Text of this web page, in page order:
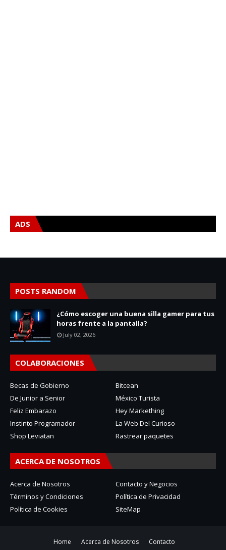
ADS
POSTS RANDOM
¿Cómo escoger una buena silla gamer para tus
horas frente a la pantalla?
July 02, 2026
COLABORACIONES
Becas de Gobierno
Bitcean
De Junior a Senior
México Turista
Feliz Embarazo
Hey Markething
Instinto Programador
La Web Del Curioso
Shop Leviatan
Rastrear paquetes
ACERCA DE NOSOTROS
Acerca de Nosotros
Contacto y Negocios
Términos y Condiciones
Política de Privacidad
Política de Cookies
SiteMap
Home Acerca de Nosotros Contacto